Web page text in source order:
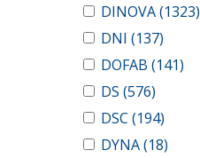
DINOVA(1323)
DNI (137)
DOFAB (141)
DS (576)
DSC (194)
DYNA(18)